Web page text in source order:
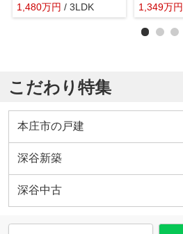
1,480万円 / 3LDK
1,349万円
こだわり特集
本庄市の戸建
深谷新築
深谷中古